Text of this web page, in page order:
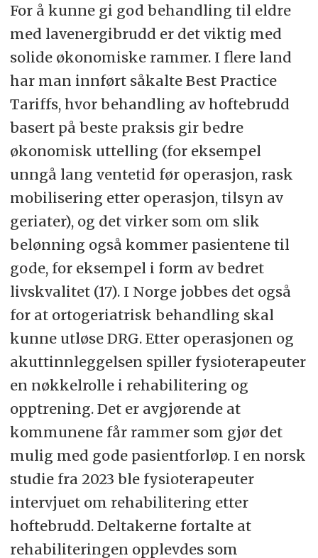
For å kunne gi god behandling til eldre
med lavenergibrudd er det viktig med
solide økonomiske rammer. I flere land
har man innført såkalte Best Practice
Tariffs, hvor behandling av hoftebrudd
basert på beste praksis gir bedre
økonomisk uttelling (for eksempel
unngå lang ventetid før operasjon, rask
mobilisering etter operasjon, tilsyn av
geriater), og det virker som om slik
belønning også kommer pasientene til
gode, for eksempel i form av bedret
livskvalitet (17). I Norge jobbes det også
for at ortogeriatrisk behandling skal
kunne utløse DRG. Etter operasjonen og
akuttinnleggelsen spiller fysioterapeuter
en nøkkelrolle i rehabilitering og
opptrening. Det er avgjørende at
kommunene får rammer som gjør det
mulig med gode pasientforløp. I en norsk
studie fra 2023 ble fysioterapeuter
intervjuet om rehabilitering etter
hoftebrudd. Deltakerne fortalte at
rehabiliteringen opplevdes som